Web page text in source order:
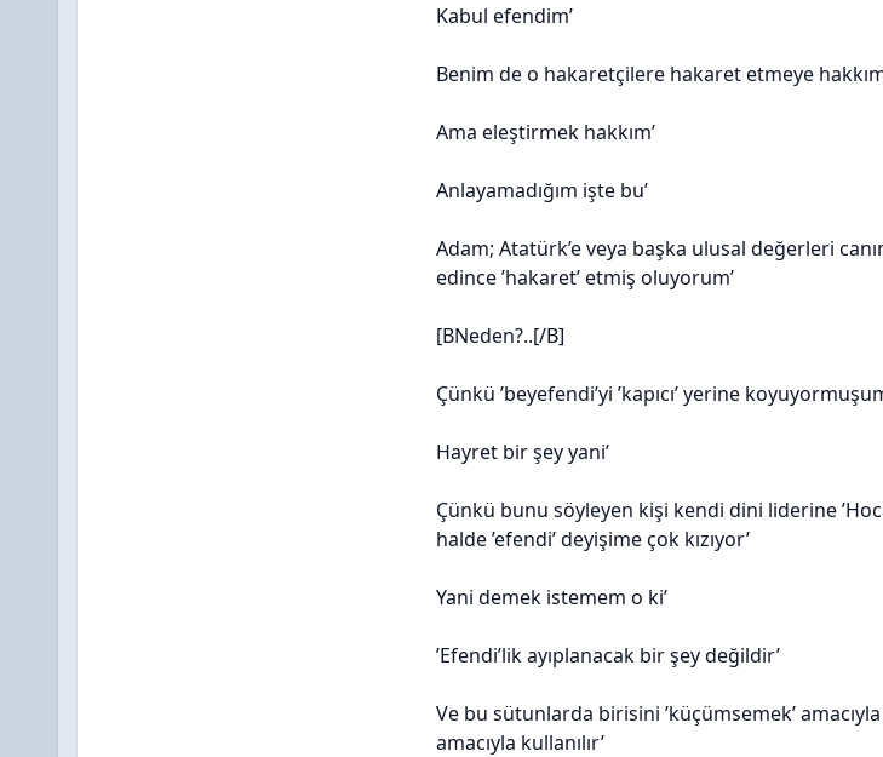
Kabul efendim’
Benim de o hakaretçilere hakaret etmeye
Ama eleştirmek hakkım’
Anlayamadığım işte bu’
Adam; Atatürk’e veya başka ulusal değerleri
edince ’hakaret’ etmiş oluyorum’
[BNeden?..[/B]
Çünkü ’beyefendi’yi ’kapıcı’ yerine
Hayret bir şey yani’
Çünkü bunu söyleyen kişi kendi dini liderine
halde ’efendi’ deyişime çok kızıyor’
Yani demek istemem o ki’
’Efendi’lik ayıplanacak bir şey değildir’
Ve bu sütunlarda birisini ’küçümsemek’
amacıyla kullanılır’